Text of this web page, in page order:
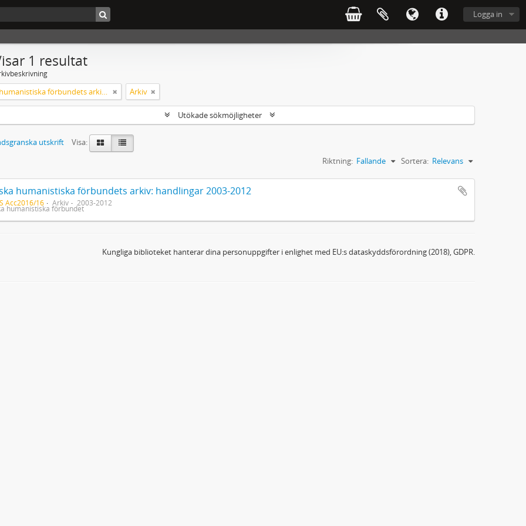
Logga in
1 resultat
Svenska humanistiska förbundets arkiv: handlingar 2003-2012 Arkiv
Utökade sökmöjligheter
utskrift
Visa:
Sortera: Relevans
Riktning: Fallande
humanistiska förbundets arkiv: handlingar 2003-2012
Acc2016/16 Arkiv 2003-2012
humanistiska förbundet
Kungliga biblioteket hanterar dina personuppgifter i enlighet med EU:s dataskyddsförordning (2018), GDPR.